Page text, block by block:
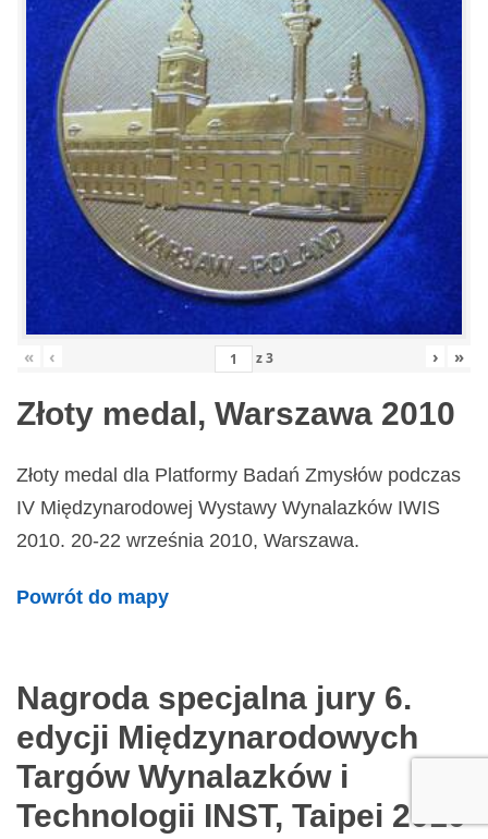
« ‹ z3 › »
Złoty medal, Warszawa 2010
Złoty medal dla Platformy Badań Zmysłów podczas
IV Międzynarodowej Wystawy Wynalazków IWIS
2010. 20-22 września 2010, Warszawa.
Powrót do mapy
Nagroda specjalna jury 6.
edycji Międzynarodowych
Targów Wynalazków i
Technologii INST, Taipei 2010